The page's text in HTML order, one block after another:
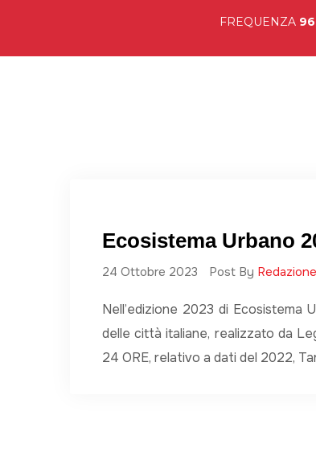
FREQUENZA
Ecosistema Urbano
24 Ottobre 2023 Post By Redazione
Nell’edizione 2023 di Ecosistema
delle città italiane, realizzato da
24 ORE, relativo a dati del 2022,